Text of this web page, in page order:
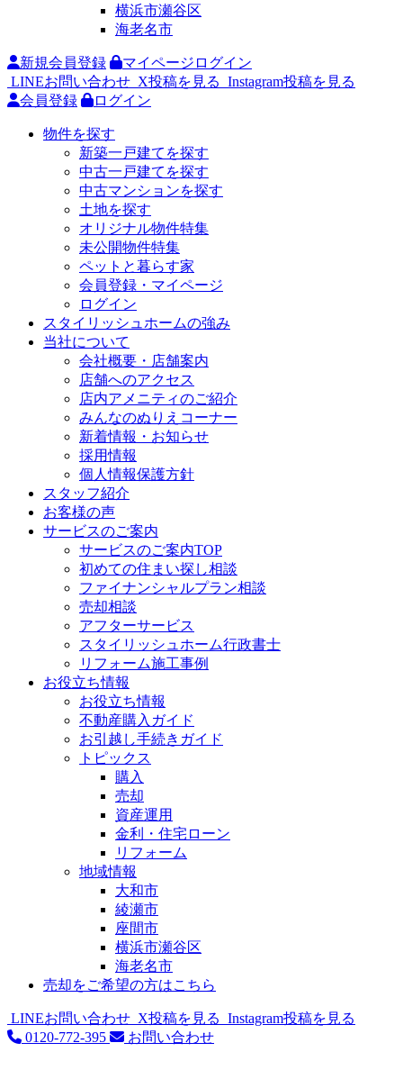
横浜市瀬谷区
海老名市
新規会員登録
マイページログイン
LINEお問い合わせ X投稿を見る Instagram投稿を見る
会員登録
ログイン
物件を探す
新築一戸建てを探す
中古一戸建てを探す
中古マンションを探す
土地を探す
オリジナル物件特集
未公開物件特集
ペットと暮らす家
会員登録・マイページ
ログイン
スタイリッシュホームの強み
当社について
会社概要・店舗案内
店舗へのアクセス
店内アメニティのご紹介
みんなのぬりえコーナー
新着情報・お知らせ
採用情報
個人情報保護方針
スタッフ紹介
お客様の声
サービスのご案内
サービスのご案内TOP
初めての住まい探し相談
ファイナンシャルプラン相談
売却相談
アフターサービス
スタイリッシュホーム行政書士
リフォーム施工事例
お役立ち情報
お役立ち情報
不動産購入ガイド
お引越し手続きガイド
トピックス
購入
売却
資産運用
金利・住宅ローン
リフォーム
地域情報
大和市
綾瀬市
座間市
横浜市瀬谷区
海老名市
売却をご希望の方はこちら
LINEお問い合わせ X投稿を見る Instagram投稿を見る
0120-772-395
お問い合わせ